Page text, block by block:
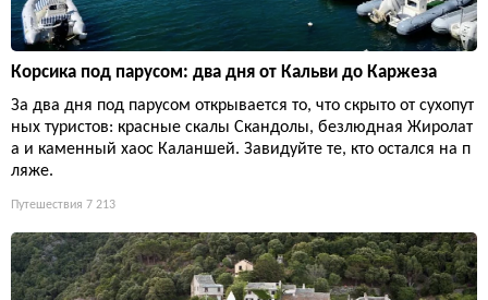
Корсика под парусом: два дня от Кальви до Каржеза
За два дня под парусом открывается то, что скрыто от сухопут
ных туристов: красные скалы Скандолы, безлюдная Жиролат
а и каменный хаос Каланшей. Завидуйте те, кто остался на п
ляже.
Путешествия 7 213